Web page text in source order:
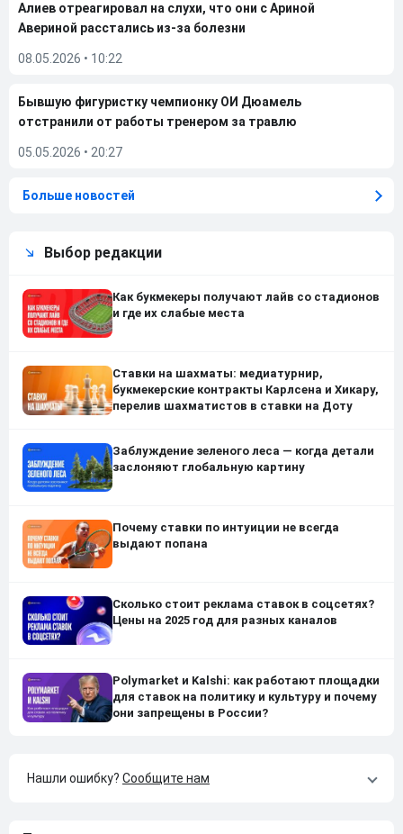
Алиев отреагировал на слухи, что они с Ариной
Авериной расстались из-за болезни
08.05.2026 • 10:22
Бывшую фигуристку чемпионку ОИ Дюамель
отстранили от работы тренером за травлю
05.05.2026 • 20:27
Больше новостей
Выбор редакции
Как букмекеры получают лайв со стадионов
и где их слабые места
Ставки на шахматы: медиатурнир,
букмекерские контракты Карлсена и Хикару,
перелив шахматистов в ставки на Доту
Заблуждение зеленого леса — когда детали
заслоняют глобальную картину
Почему ставки по интуиции не всегда
выдают попана
Сколько стоит реклама ставок в соцсетях?
Цены на 2025 год для разных каналов
Polymarket и Kalshi: как работают площадки
для ставок на политику и культуру и почему
они запрещены в России?
Нашли ошибку? Сообщите нам